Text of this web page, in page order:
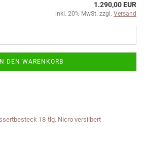
1.290,00 EUR
inkl. 20% MwSt. zzgl. Versand
IN DEN WARENKORB